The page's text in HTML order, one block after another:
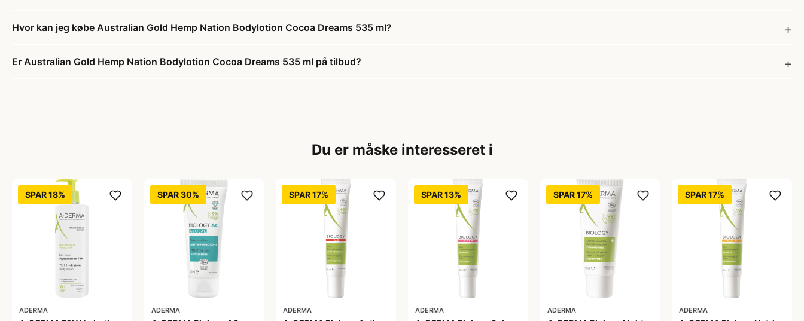
Hvor kan jeg købe Australian Gold Hemp Nation Bodylotion Cocoa Dreams 535 ml?
Er Australian Gold Hemp Nation Bodylotion Cocoa Dreams 535 ml på tilbud?
Du er måske interesseret i
SPAR 18%
ADERMA
SPAR 30%
ADERMA
SPAR 17%
ADERMA
SPAR 13%
ADERMA
SPAR 17%
ADERMA
SPAR 17%
ADERMA